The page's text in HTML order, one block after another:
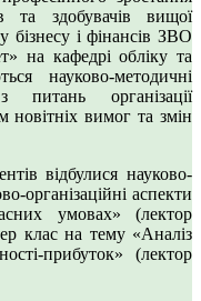
та здобувачів вищої
бізнесу і фінансів ЗВО
на кафедрі обліку та
науково-методичні
організації
новітніх вимог та змін
відбулися науково-
організаційні аспекти
умовах» (лектор
клас на тему «Аналіз
прибуток» (лектор